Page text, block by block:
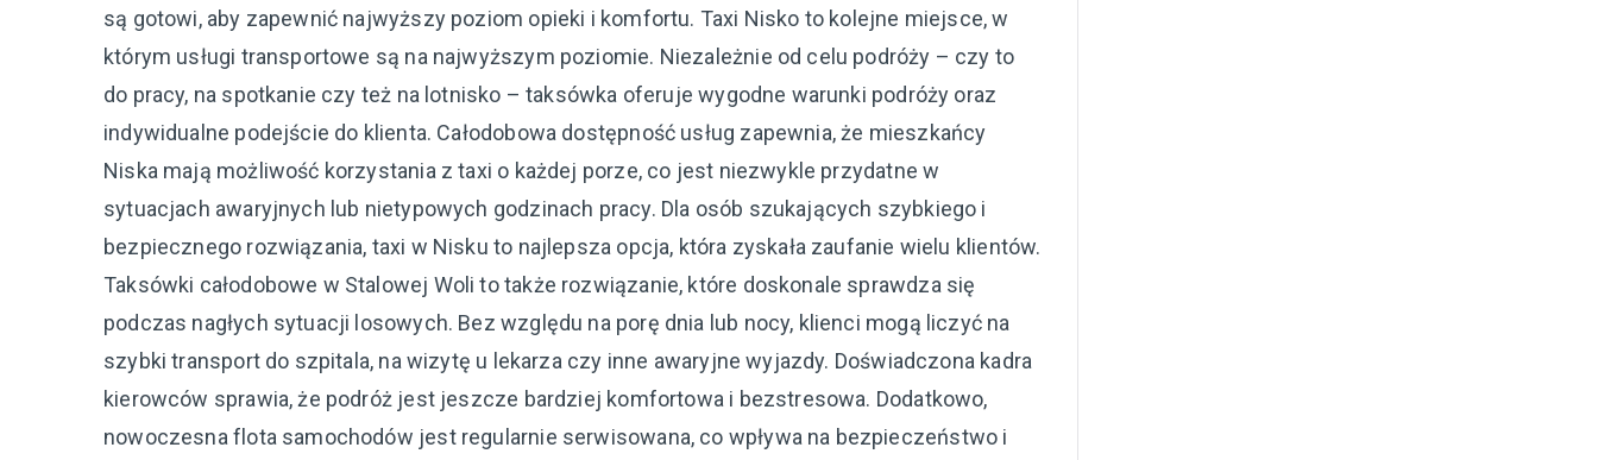
są gotowi, aby zapewnić najwyższy poziom opieki i komfortu. Taxi Nisko to kolejne miejsce, w
którym usługi transportowe są na najwyższym poziomie. Niezależnie od celu podróży – czy to
do pracy, na spotkanie czy też na lotnisko – taksówka oferuje wygodne warunki podróży oraz
indywidualne podejście do klienta. Całodobowa dostępność usług zapewnia, że mieszkańcy
Niska mają możliwość korzystania z taxi o każdej porze, co jest niezwykle przydatne w
sytuacjach awaryjnych lub nietypowych godzinach pracy. Dla osób szukających szybkiego i
bezpiecznego rozwiązania, taxi w Nisku to najlepsza opcja, która zyskała zaufanie wielu klientów.
Taksówki całodobowe w Stalowej Woli to także rozwiązanie, które doskonale sprawdza się
podczas nagłych sytuacji losowych. Bez względu na porę dnia lub nocy, klienci mogą liczyć na
szybki transport do szpitala, na wizytę u lekarza czy inne awaryjne wyjazdy. Doświadczona kadra
kierowców sprawia, że podróż jest jeszcze bardziej komfortowa i bezstresowa. Dodatkowo,
nowoczesna flota samochodów jest regularnie serwisowana, co wpływa na bezpieczeństwo i